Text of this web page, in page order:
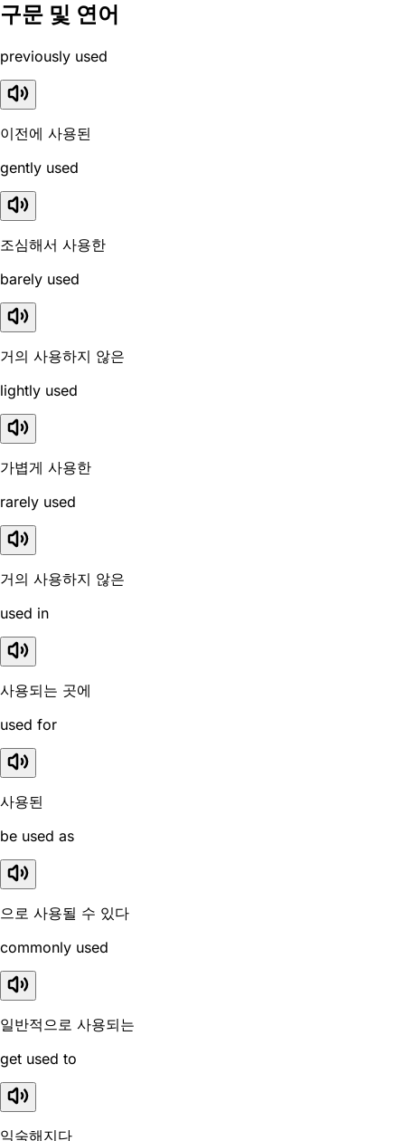
구문 및 연어
previously used
이전에 사용된
gently used
조심해서 사용한
barely used
거의 사용하지 않은
lightly used
가볍게 사용한
rarely used
거의 사용하지 않은
used in
사용되는 곳에
used for
사용된
be used as
으로 사용될 수 있다
commonly used
일반적으로 사용되는
get used to
익숙해지다